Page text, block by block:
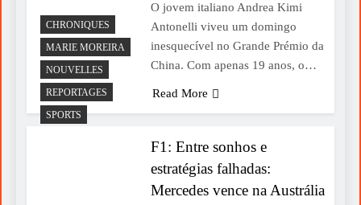
O jovem italiano Andrea Kimi
Antonelli viveu um domingo
inesquecível no Grande Prémio da
China. Com apenas 19 anos, o…
Read More
CHRONIQUES
MARIE MOREIRA
NOUVELLES
REPORTAGES
SPORTS
F1: Entre sonhos e
estratégias falhadas:
Mercedes vence na Austrália